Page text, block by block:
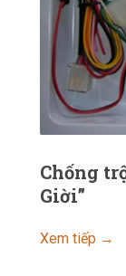
Chống
Giời”
Xem tiếp →